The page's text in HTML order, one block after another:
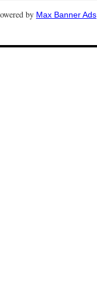
by Max Banner Ads